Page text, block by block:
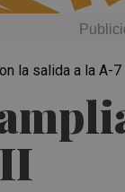
la salida a la A-7